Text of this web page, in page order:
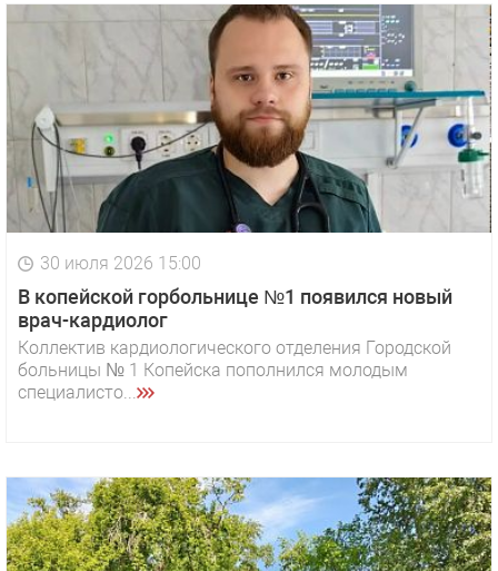
30 июля 2026 15:00
В копейской горбольнице №1 появился новый
врач-кардиолог
Коллектив кардиологического отделения Городской
больницы № 1 Копейска пополнился молодым
специалисто...